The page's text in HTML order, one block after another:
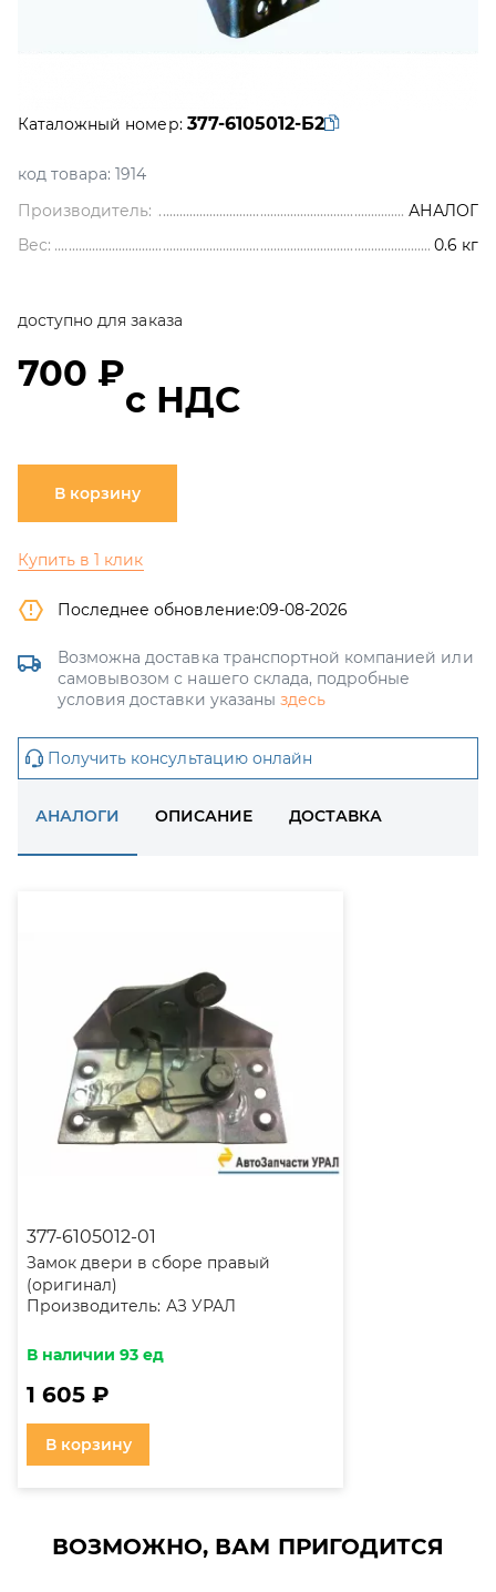
Каталожный номер: 377-6105012-Б2
код товара: 1914
Производитель:
АНАЛОГ
Вес:
0.6 кг
доступно для заказа
700 ₽
с НДС
В корзину
Купить в 1 клик
Последнее обновление:09-08-2026
Возможна доставка транспортной компанией или
самовывозом с нашего склада, подробные
условия доставки указаны здесь
Получить консультацию онлайн
АНАЛОГИ ОПИСАНИЕ ДОСТАВКА
377-6105012-01
Замок двери в сборе правый
(оригинал)
Производитель: АЗ УРАЛ
В наличии 93 ед
1 605 ₽
В корзину
ВОЗМОЖНО, ВАМ ПРИГОДИТСЯ